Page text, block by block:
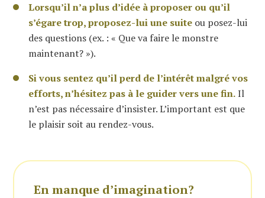
Lorsqu’il n’a plus d’idée à proposer ou qu’il
s’égare trop, proposez-lui une suite ou posez-lui
des questions (ex. : « Que va faire le monstre
maintenant? »).
Si vous sentez qu’il perd de l’intérêt malgré vos
efforts, n’hésitez pas à le guider vers une fin.Il
n’est pas nécessaire d’insister. L’important est que
le plaisir soit au rendez-vous.
En manque d’imagination?